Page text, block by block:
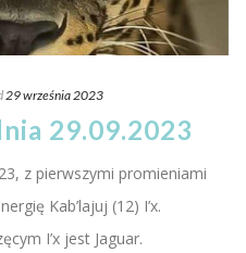
29 września 2023
29.09.2023
z pierwszymi promieniami
Kab’lajuj (12) I’x.
I’x jest Jaguar.